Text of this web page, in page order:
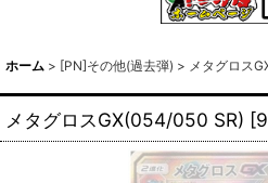
ホーム > [PN]その他(過去弾) > メタグロス
メタグロスGX(054/050 SR) [